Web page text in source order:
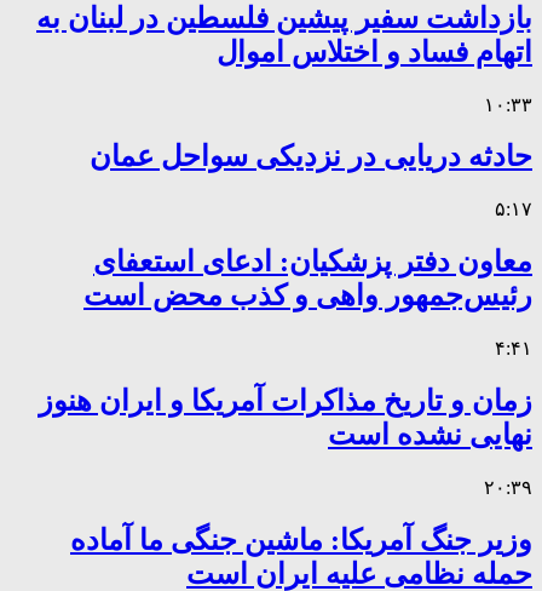
بازداشت سفیر پیشین فلسطین در لبنان به
اتهام فساد و اختلاس اموال
۱۰:۳۳
حادثه دریایی در نزدیکی سواحل عمان
۵:۱۷
معاون دفتر پزشکیان: ادعای استعفای
رئیس‌جمهور واهی و کذب محض است
۴:۴۱
زمان و تاریخ مذاکرات آمریکا و ایران هنوز
نهایی نشده است
۲۰:۳۹
وزیر جنگ آمریکا: ماشین جنگی ما آماده
حمله نظامی علیه ایران است